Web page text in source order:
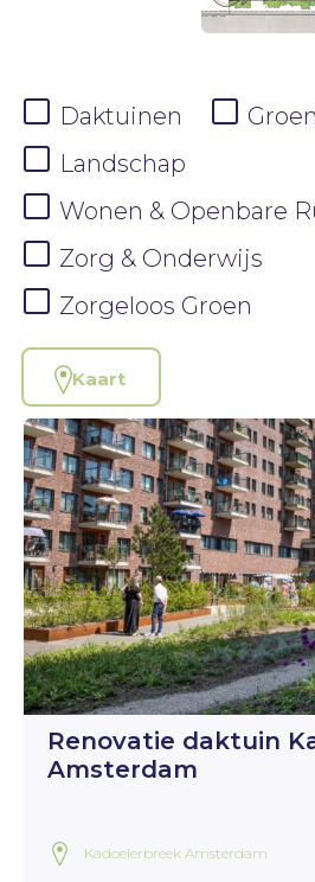
Daktuinen
Landschap
Wonen & Openbare
Zorg & Onderwijs
Zorgeloos Groen
Kaart
Renovatie daktuin
Amsterdam
Kadoelerbreek Amsterdam